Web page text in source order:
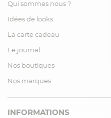
Qui sommes nous ?
Idées de looks
La carte cadeau
Le journal
Nos boutiques
Nos marques
INFORMATIONS